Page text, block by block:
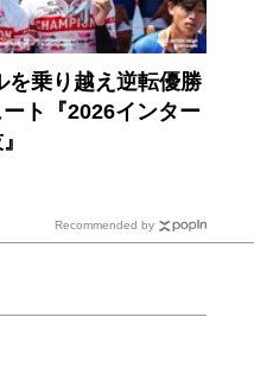
を乗り越え逆転優勝
ト『2026インター
Recommended by